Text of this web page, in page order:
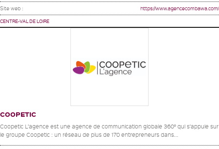
Site web : https://www.agencecombawa.com/
CENTRE-VAL DE LOIRE
COOPETIC
Coopetic L’agence est une agence de communication globale 360° qui s’appuie sur
le groupe Coopetic : un réseau de plus de 170 entrepreneurs dans...